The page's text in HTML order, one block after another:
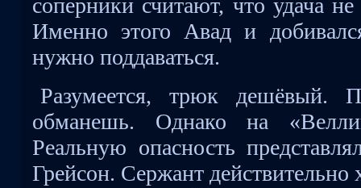
соперники считают, что удача не
Именно этого Авад и
нужно поддаваться.
Разумеется, трюк дешёвый.
обманешь. Однако на
Реальную опасность
Грейсон. Сержант